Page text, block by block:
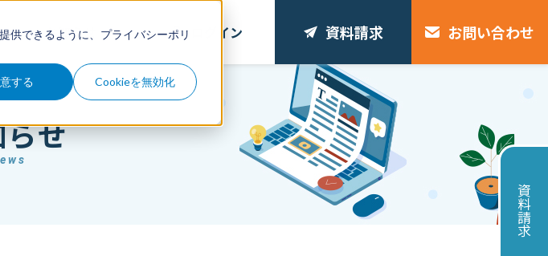
供できるように、 プライバシーポリ
する Cookieを無効化
お知らせ ログイン 資料請求 お問い合わせ
資料請求
せ